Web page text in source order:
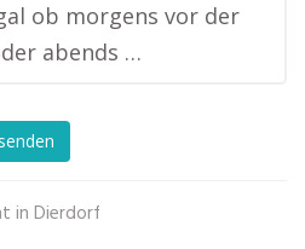
ob morgens vor der
abends …
in Dierdorf